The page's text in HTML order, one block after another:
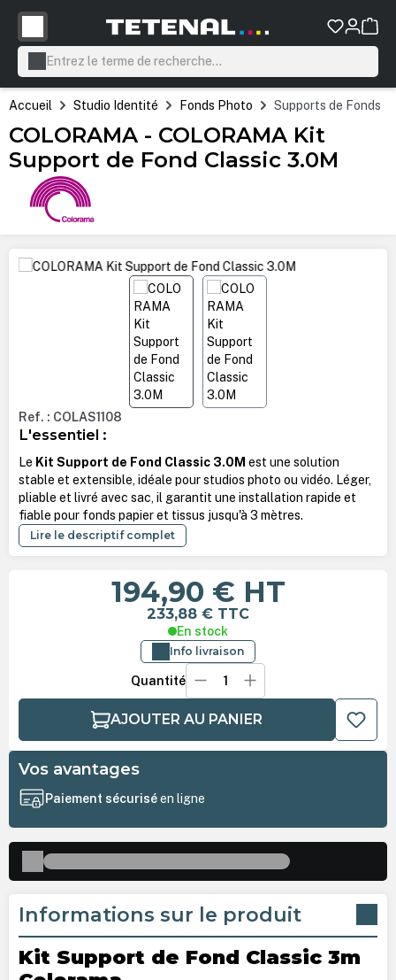
principal
Accueil Studio Identité Fonds Photo Supports de Fonds
COLORAMA - COLORAMA Kit
Support de Fond Classic 3.0M
Ignorer la galerie d'images
Ref. : COLAS1108
L'essentiel :
Le Kit Support de Fond Classic 3.0M est une solution
stable et extensible, idéale pour studios photo ou vidéo. Léger,
pliable et livré avec sac, il garantit une installation rapide et
fiable pour fonds papier et tissus jusqu'à 3 mètres.
Lire le descriptif complet
194,90 € HT
233,88 € TTC
En stock
Info livraison
Quantité
AJOUTER AU PANIER
Vos avantages
Paiement sécuriséen ligne
Informations sur le produit
Kit Support de Fond Classic 3m